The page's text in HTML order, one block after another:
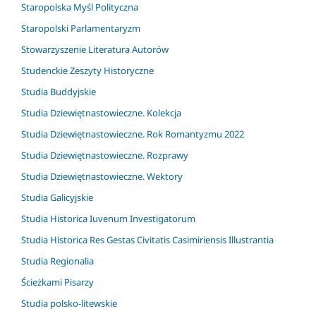
Staropolska Myśl Polityczna
Staropolski Parlamentaryzm
Stowarzyszenie Literatura Autorów
Studenckie Zeszyty Historyczne
Studia Buddyjskie
Studia Dziewiętnastowieczne. Kolekcja
Studia Dziewiętnastowieczne. Rok Romantyzmu 2022
Studia Dziewiętnastowieczne. Rozprawy
Studia Dziewiętnastowieczne. Wektory
Studia Galicyjskie
Studia Historica Iuvenum Investigatorum
Studia Historica Res Gestas Civitatis Casimiriensis Illustrantia
Studia Regionalia
Ścieżkami Pisarzy
Studia polsko-litewskie